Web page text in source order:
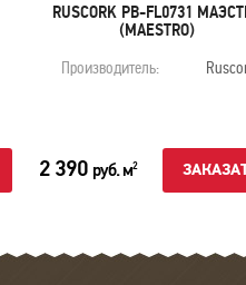
RUSCORK PB-FL0731
(MAESTRO)
Производитель:
2 390 руб. м2